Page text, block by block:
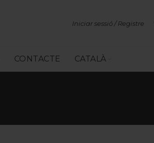
Iniciar sessió / Registre
CONTACTE CATALÀ